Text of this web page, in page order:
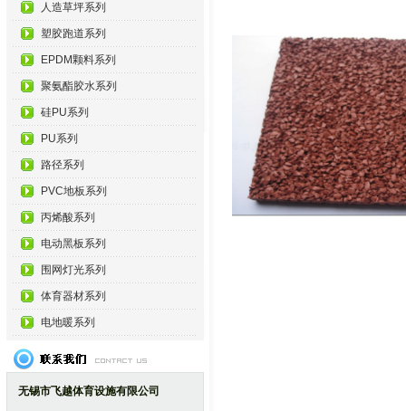
人造草坪系列
塑胶跑道系列
EPDM颗料系列
聚氨酯胶水系列
硅PU系列
PU系列
路径系列
PVC地板系列
丙烯酸系列
电动黑板系列
围网灯光系列
体育器材系列
电地暖系列
无锡市飞越体育设施有限公司